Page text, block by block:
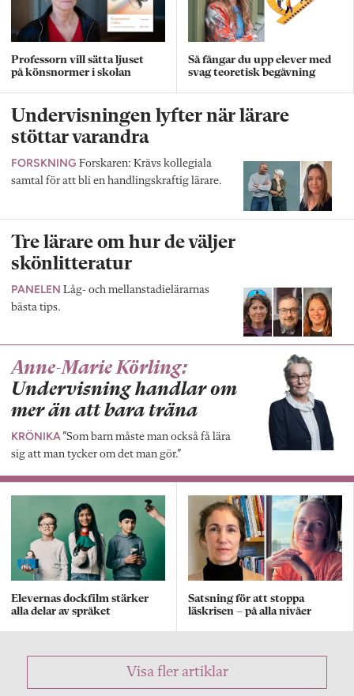
Professorn vill sätta ljuset
på könsnormer i skolan
Så fångar du upp elever med
svag teoretisk begåvning
Undervisningen lyfter när lärare
stöttar varandra
FORSKNING Forskaren: Krävs kollegiala
samtal för att bli en handlingskraftig lärare.
Tre lärare om hur de väljer
skönlitteratur
PANELEN Låg- och mellanstadielärarnas
bästa tips.
Anne-Marie Körling:
Undervisning handlar om
mer än att bara träna
KRÖNIKA”Som barn måste man också få lära
sig att man tycker om det man gör.”
Elevernas dockfilm stärker
alla delar av språket
Satsning för att stoppa
läskrisen – på alla nivåer
Visa fler artiklar